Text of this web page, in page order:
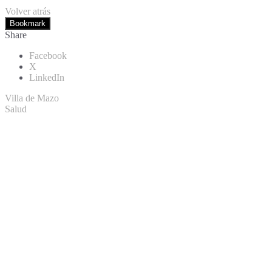
Volver atrás
Bookmark
Share
Facebook
X
LinkedIn
Villa de Mazo
Salud